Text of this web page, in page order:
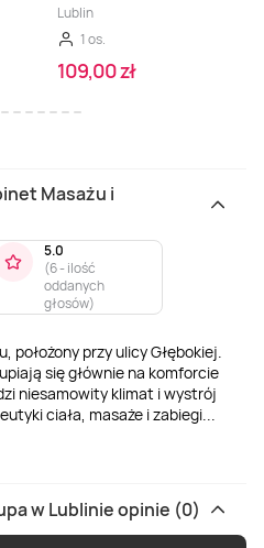
Lublin
1 os.
109,00 zł
Masażu i
położony przy ulicy Głębokiej.
się głównie na komforcie
niesamowity klimat i wystrój
ciała, masaże i zabiegi...
5.0
(6 - ilość
oddanych
głosów)
w Lublinie opinie (0)